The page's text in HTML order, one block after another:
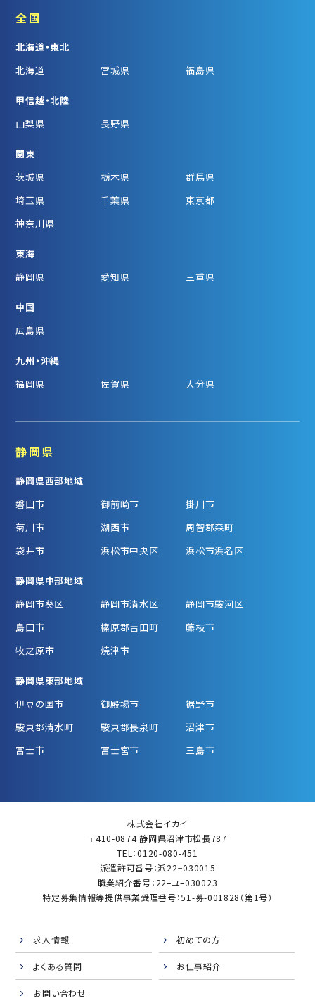
全国
北海道・東北
北海道
宮城県 福島県
甲信越・北陸
山梨県
長野県
関東
茨城県
栃木県
群馬県
埼玉県
千葉県
東京都
神奈川県
東海
静岡県
愛知県 三重県
中国
広島県
九州・沖縄
福岡県
佐賀県 大分県
静岡県
静岡県西部地域
磐田市
御前崎市
掛川市
菊川市
湖西市
周智郡森町
袋井市
浜松市中央区 浜松市浜名区
静岡県中部地域
静岡市葵区
静岡市清水区
静岡市駿河区
島田市
榛原郡吉田町
藤枝市
牧之原市
焼津市
静岡県東部地域
伊豆の国市
御殿場市
裾野市
駿東郡清水町
駿東郡長泉町
沼津市
富士市
富士宮市 三島市
株式会社イカイ
〒410-0874 静岡県沼津市松長787
TEL：0120-080-451
派遣許可番号：派22−030015
職業紹介番号：22–ユ–030023
特定募集情報等提供事業受理番号：51-募-001828（第1号）
求人情報 初めての方
よくある質問 お仕事紹介
お問い合わせ